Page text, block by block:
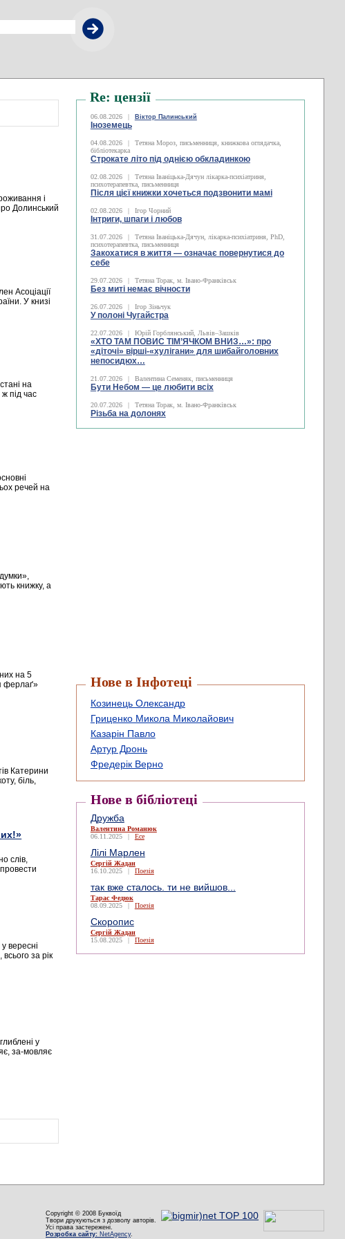
і
Долинський
Асоціації
У книзі
на
під час
речей на
книжку, а
на 5
ферлаґ»
Катерини
біль,
слів,
вересні
за рік
у
за-мовляє
Re: цензії
06.08.2026 | Віктор Палинський
Іноземець
04.08.2026 |
Тетяна Мороз, письменниця, книжкова оглядачка,
бібліотекарка
Строкате літо під однією обкладинкою
02.08.2026 |
Тетяна Іваніцька-Дячун лікарка-психіатриня,
психотерапевтка, письменниця
Після цієї книжки хочеться подзвонити мамі
02.08.2026 | Ігор Чорний
Інтриги, шпаги і любов
31.07.2026 |
Тетяна Іваніцька-Дячун, лікарка-психіатриня, PhD,
психотерапевтка, письменниця
Закохатися в життя — означає повернутися до
себе
29.07.2026 | Тетяна Торак, м. Івано-Франківськ
Без миті немає вічности
26.07.2026 | Ігор Зіньчук
У полоні Чугайстра
22.07.2026 | Юрій Горблянський, Львів–Зашків
«ХТО ТАМ ПОВИС ТІМ’ЯЧКОМ ВНИЗ…»: про
«діточі» вірші-«хулігани» для шибайголовних
непосидюх…
21.07.2026 | Валентина Семеняк, письменниця
Бути Небом ― це любити всіх
20.07.2026 | Тетяна Торак, м. Івано-Франківськ
Різьба на долонях
Нове в Інфотеці
Козинець Олександр
Гриценко Микола Миколайович
Казарін Павло
Артур Дронь
Фредерік Верно
Нове в бібліотеці
Дружба
Валентина Романюк
06.11.2025
| Есе
Лілі Марлен
Сергій Жадан
16.10.2025
| Поезія
так вже сталось. ти не вийшов...
Тарас Федюк
08.09.2025
| Поезія
Скоропис
Сергій Жадан
15.08.2025
| Поезія
Copyright © 2008 Буквоїд
Твори друкуються з дозволу авторів.
Усі права застережені.
Розробка сайту: NetAgency.